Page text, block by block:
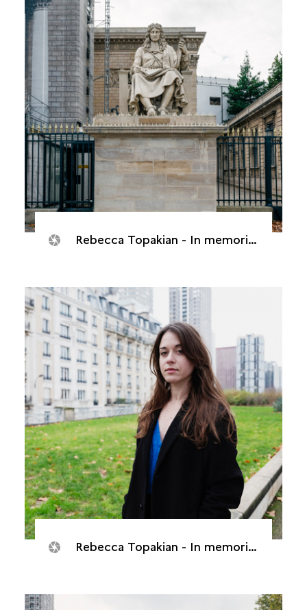
Rebecca Topakian - In memorias
Rebecca Topakian - In memorias